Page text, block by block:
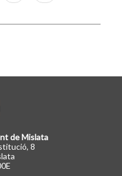
página
página
de Mislata
8